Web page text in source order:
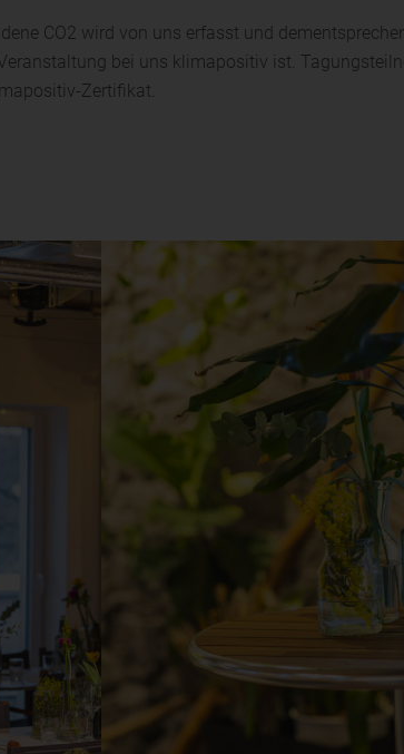
CO2 wird von uns erfasst und
bei uns klimapositiv ist.
Zertifikat.